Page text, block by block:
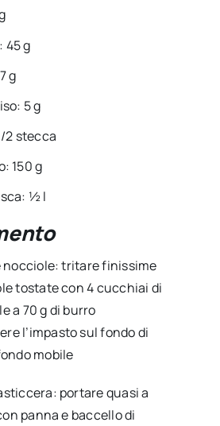
45 g
g
5 g
2 stecca
150 g
½ l
nocciole: tritare finissime
tostate con 4 cucchiai di
a 70 g di burro
l’impasto sul fondo di
mobile
portare quasi a
panna e baccello di